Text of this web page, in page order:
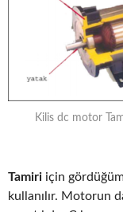
Kilis dc motor
Tamiri için
kullanılır. Motorun